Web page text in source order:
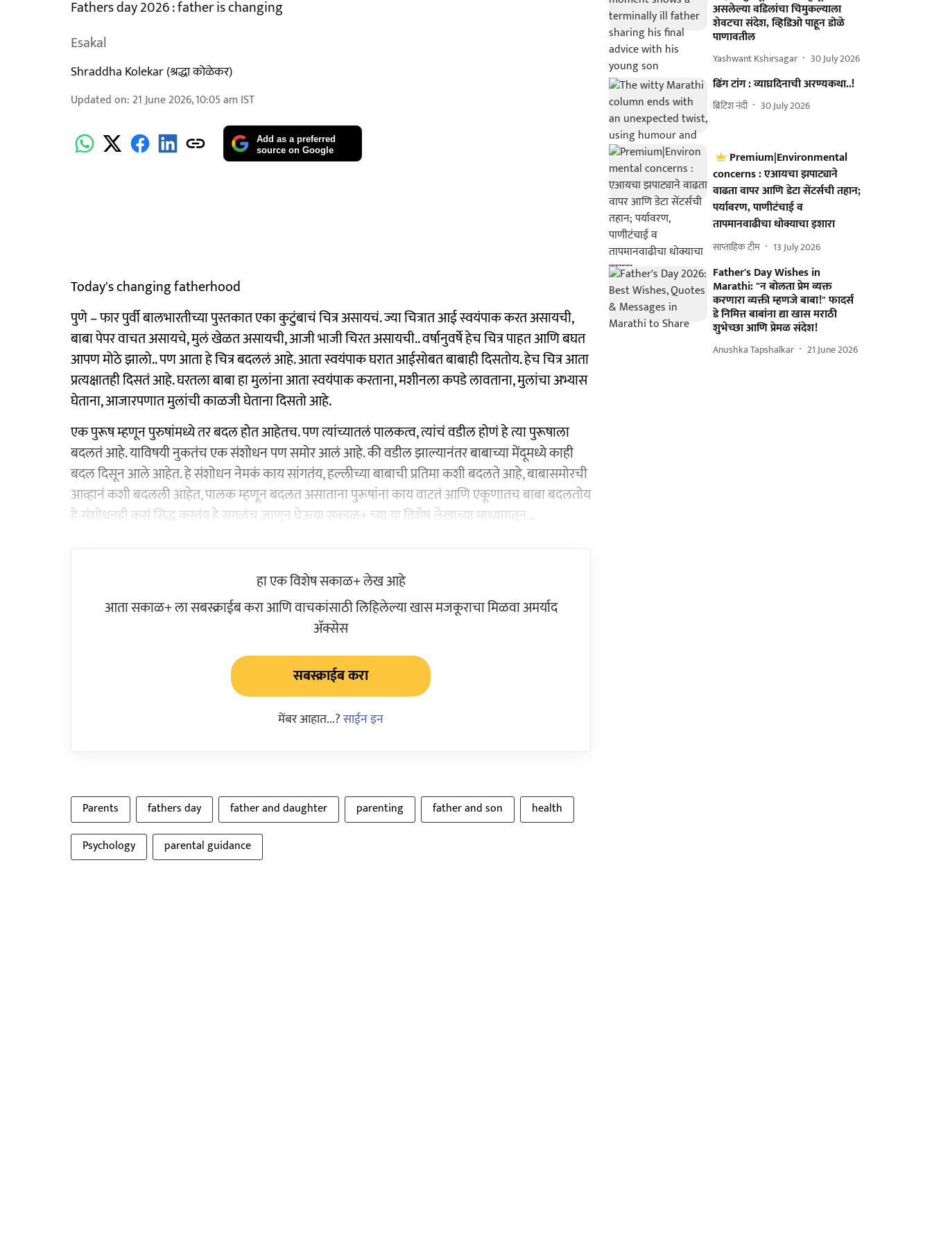
Fathers day 2026 : father is changing
Esakal
Shraddha Kolekar (श्रद्धा कोळेकर)
Updated on: 21 June 2026, 10:05 am IST
Add as a preferred
source on Google
Today's changing fatherhood
पुणे – फार पुर्वी बालभारतीच्या पुस्तकात एका कुटुंबाचं चित्र असायचं. ज्या चित्रात आई स्वयंपाक करत असायची,
बाबा पेपर वाचत असायचे, मुलं खेळत असायची, आजी भाजी चिरत असायची.. वर्षानुवर्षे हेच चित्र पाहत आणि बघत
आपण मोठे झालो.. पण आता हे चित्र बदललं आहे. आता स्वयंपाक घरात आईसोबत बाबाही दिसतोय. हेच चित्र आता
प्रत्यक्षातही दिसतं आहे. घरतला बाबा हा मुलांना आता स्वयंपाक करताना, मशीनला कपडे लावताना, मुलांचा अभ्यास
घेताना, आजारपणात मुलांची काळजी घेताना दिसतो आहे.
एक पुरूष म्हणून पुरुषांमध्ये तर बदल होत आहेतच. पण त्यांच्यातलं पालकत्व, त्यांचं वडील होणं हे त्या पुरूषाला
बदलतं आहे. याविषयी नुकतंच एक संशोधन पण समोर आलं आहे. की वडील झाल्यानंतर बाबाच्या मेंदूमध्ये काही
बदल दिसून आले आहेत. हे संशोधन नेमकं काय सांगतंय, हल्लीच्या बाबाची प्रतिमा कशी बदलते आहे, बाबासमोरची
आव्हानं कशी बदलली आहेत, पालक म्हणून बदलत असाताना पुरूषांना काय वाटतं आणि एकूणातच बाबा बदलतोय
हे संशोधनही कसं सिद्ध करतंय हे सगळंच जाणून घेऊया सकाळ+ च्या या विशेष लेखाच्या माध्यमातून...
हा एक विशेष सकाळ+ लेख आहे
आता सकाळ+ ला सबस्क्राईब करा आणि वाचकांसाठी लिहिलेल्या खास मजकूराचा मिळवा अमर्याद
ॲक्सेस
सबस्क्राईब करा
मेंबर आहात...?साईन इन
Parents fathers day father and daughter parenting father and son
health
Psychology
parental guidance
असलेल्या वडिलांचा चिमुकल्याला
शेवटचा संदेश, व्हिडिओ पाहून डोळे
पाणावतील
Yashwant Kshirsagar 30 July 2026
ढिंग टांग : व्याघ्रदिनाची अरण्यकथा..!
ब्रिटिश नंदी 30 July 2026
Premium|Environmental
concerns : एआयचा झपाट्याने
वाढता वापर आणि डेटा सेंटर्सची तहान;
पर्यावरण, पाणीटंचाई व
तापमानवाढीचा धोक्याचा इशारा
साप्ताहिक टीम 13 July 2026
Father's Day Wishes in
Marathi: "न बोलता प्रेम व्यक्त
करणारा व्यक्ती म्हणजे बाबा!" फादर्स
डे निमित्त बाबांना द्या खास मराठी
शुभेच्छा आणि प्रेमळ संदेश!
Anushka Tapshalkar 21 June 2026